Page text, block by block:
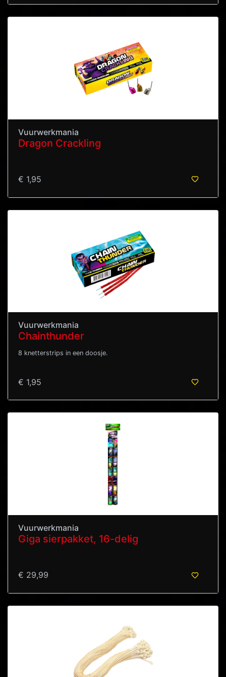
Vuurwerkmania
Dragon Crackling
€ 1,95
Vuurwerkmania
Chainthunder
8 knetterstrips in een doosje.
€ 1,95
Vuurwerkmania
Giga sierpakket, 16-delig
€ 29,99